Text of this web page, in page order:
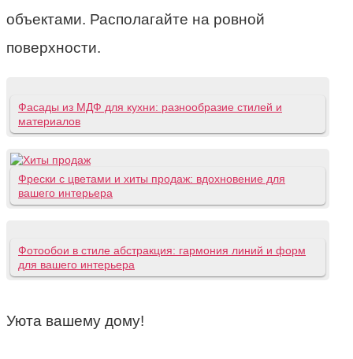
объектами. Располагайте на ровной
поверхности.
Фасады из МДФ для кухни: разнообразие стилей и
материалов
Фрески с цветами и хиты продаж: вдохновение для
вашего интерьера
Фотообои в стиле абстракция: гармония линий и форм
для вашего интерьера
Уюта вашему дому!